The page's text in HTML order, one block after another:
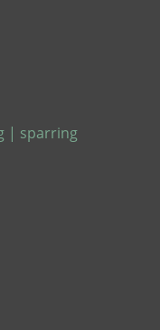
| sparring